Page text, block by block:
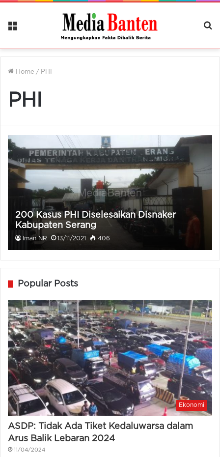
Menu
Home / PHI
PHI
200 Kasus PHI Diselesaikan Disnaker
Kabupaten Serang
Iman NR 13/11/2021 406
Popular Posts
Ekonomi
ASDP: Tidak Ada Tiket Kedaluwarsa dalam
Arus Balik Lebaran 2024
11/04/2024